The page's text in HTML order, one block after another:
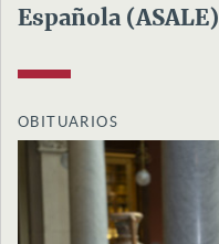
Española (ASALE)
OBITUARIOS